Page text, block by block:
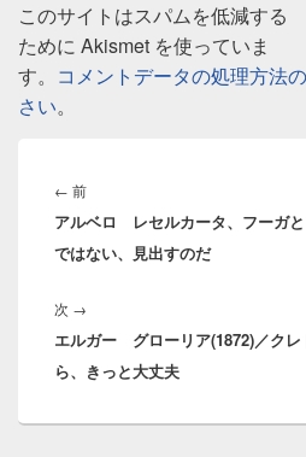
このサイトはスパムを低減する
ために Akismet を使っていま
す。 コメントデータの処理方法
さい。
稿
ナ
ビ
ゲ
シ
ョ
ン
← 前前
の
投
アルベロ レセルカータ、フーガ
ではない、見出すのだ
次 →
の
投
エルガー グローリア(1872)／クレ
ら、きっと大丈夫